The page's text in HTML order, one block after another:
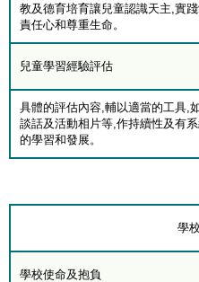
教及德育培育讓兒童認識天主,實
責任心和尊重生命。
兒童學習經驗評估
具體的評估內容,輔以適當的工具,
談話及活動相片等,作持續性及有
的學習和發展。
學
學校使命及抱負